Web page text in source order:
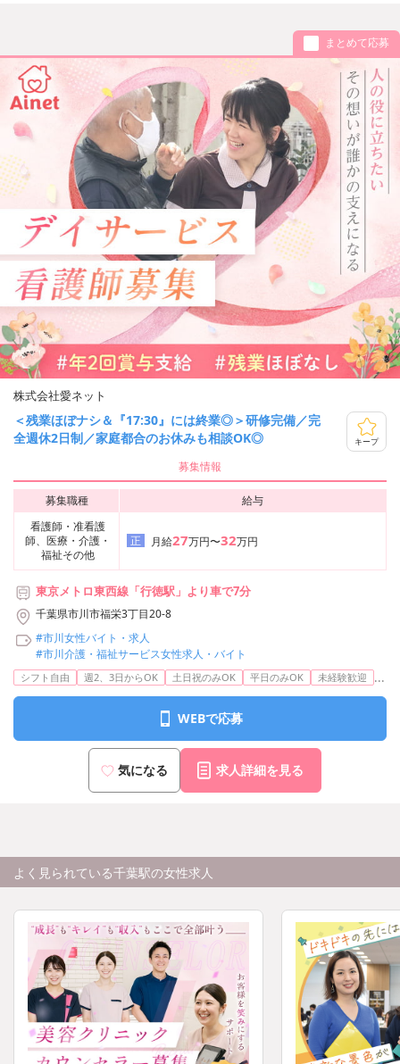
まとめて応募
株式会社愛ネット
＜残業ほぼナシ＆『17:30』には終業◎＞研修完備／完
全週休2日制／家庭都合のお休みも相談OK◎
キープ
募集情報
募集職種
給与
看護師・准看護
師、医療・介護・
福祉その他
正 月給27万円〜32万円
東京メトロ東西線「行徳駅」より車で7分
千葉県市川市福栄3丁目20-8
#市川女性バイト・求人
#市川介護・福祉サービス女性求人・バイト
シフト自由 週2、3日からOK 土日祝のみOK 平日のみOK 未経験歓迎 ...
WEBで応募
気になる 求人詳細を見る
よく見られている千葉駅の女性求人